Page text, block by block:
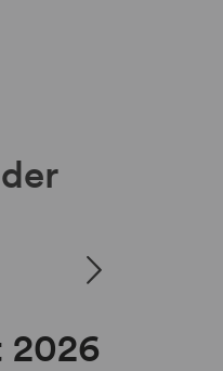
2026